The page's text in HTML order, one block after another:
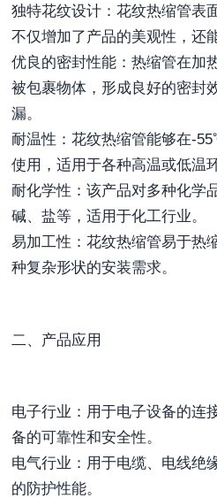
独特花纹设计：花纹热缩管表
不仅增加了产品的美观性，还
优良的密封性能：热缩管在加
被包裹物体，形成良好的密封
漏。
耐温性：花纹热缩管能够在-
使用，适用于各种高温或低温
耐化学性：该产品对多种化学
碱、盐等，适用于化工行业。
易加工性：花纹热缩管易于热
种复杂形状的安装需求。
二、产品应用
电子行业：用于电子设备的连
备的可靠性和安全性。
电气行业：用于电缆、电线绝
的防护性能。